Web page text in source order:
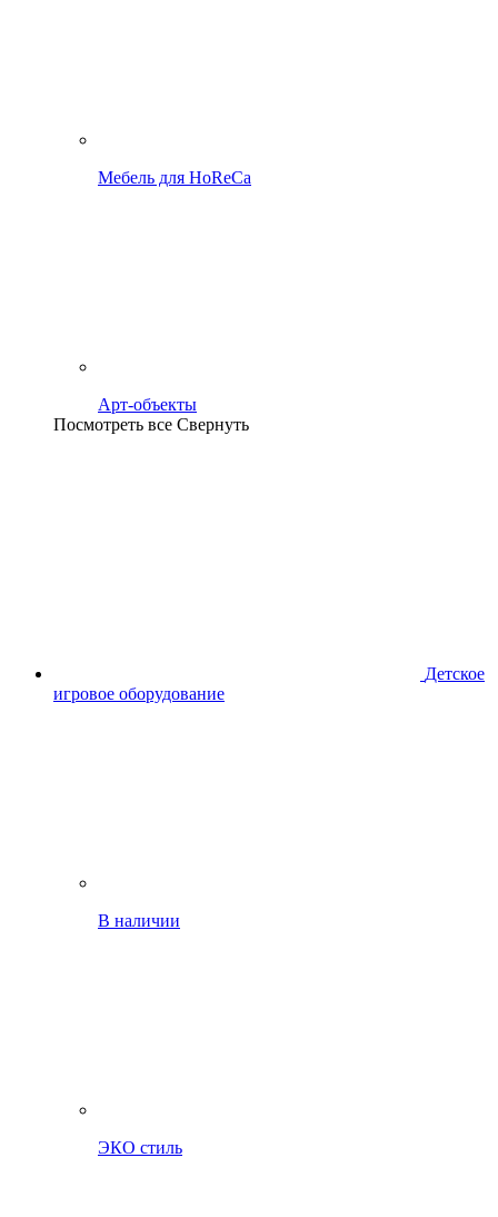
Мебель для HoReCa
Арт-объекты
Посмотреть все Свернуть
Детское
игровое оборудование
В наличии
ЭКО стиль